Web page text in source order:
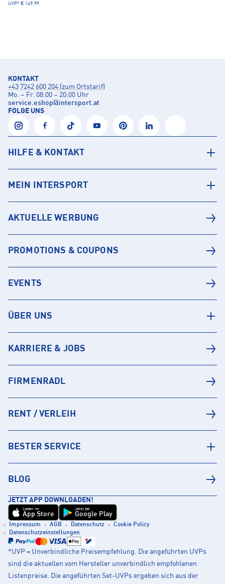
UVP* € 149,99
KONTAKT
+43 7242 600 204 (zum Ortstarif)
Mo. – Fr. 08:00 – 20:00 Uhr
service.eshop@intersport.at
FOLGE UNS
HILFE & KONTAKT
MEIN INTERSPORT
AKTUELLE WERBUNG
PROMOTIONS & COUPONS
EVENTS
ÜBER UNS
KARRIERE & JOBS
FIRMENRADL
RENT / VERLEIH
BESTER SERVICE
BLOG
JETZT APP DOWNLOADEN!
Laden im
App Store
Jetzt bei
Google Play
Impressum AGB Datenschutz
Cookie Policy
Datenschutzeinstellungen
*UVP = Unverbindliche Preisempfehlung. Die angeführten UVPs
sind die aktuellen vom Hersteller unverbindlich empfohlenen
Listenpreise. Die angeführten Set-UVPs ergeben sich aus der